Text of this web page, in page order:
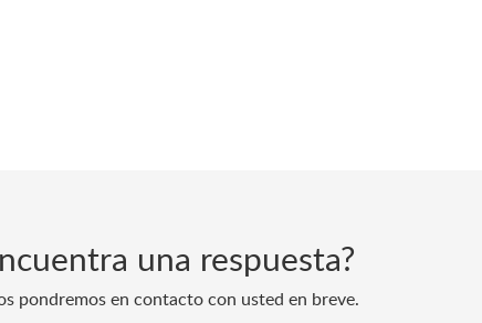
una respuesta?
pondremos en contacto con usted en breve.